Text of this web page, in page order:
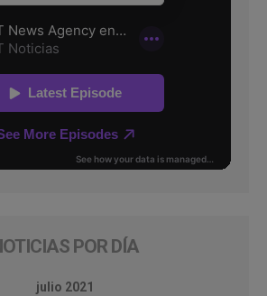
POR DÍA
julio 2021